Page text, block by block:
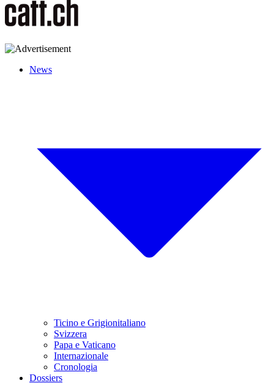
News
Ticino e Grigionitaliano
Svizzera
Papa e Vaticano
Internazionale
Cronologia
Dossiers